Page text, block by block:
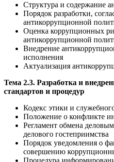
Структура и содержание
Порядок разработки,
антикоррупционной
Оценка коррупционных
антикоррупционной
Внедрение
исполнения
Актуализация
Тема 2.3. Разработка и
стандартов и процедур
Кодекс этики и
Положение о конфликте
Регламент обмена
делового гостеприимства
Порядок уведомления о
совершению